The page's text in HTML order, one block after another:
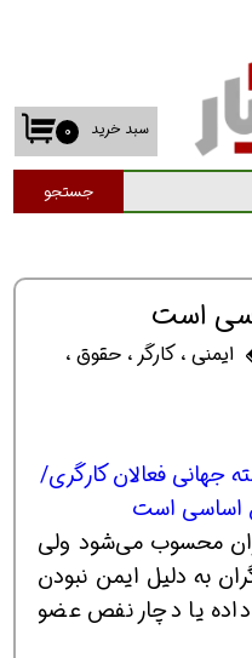
جستجو
۰ سبد خرید
است
ایمنی، کارگر ، حقوق،
محسوب می‌شود ولی
به دلیل ایمن نبودن
یا دچار نفص عضو